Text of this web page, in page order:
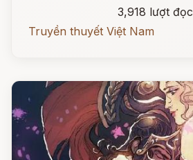
3,918 lượt đọc
Truyền thuyết Việt Nam